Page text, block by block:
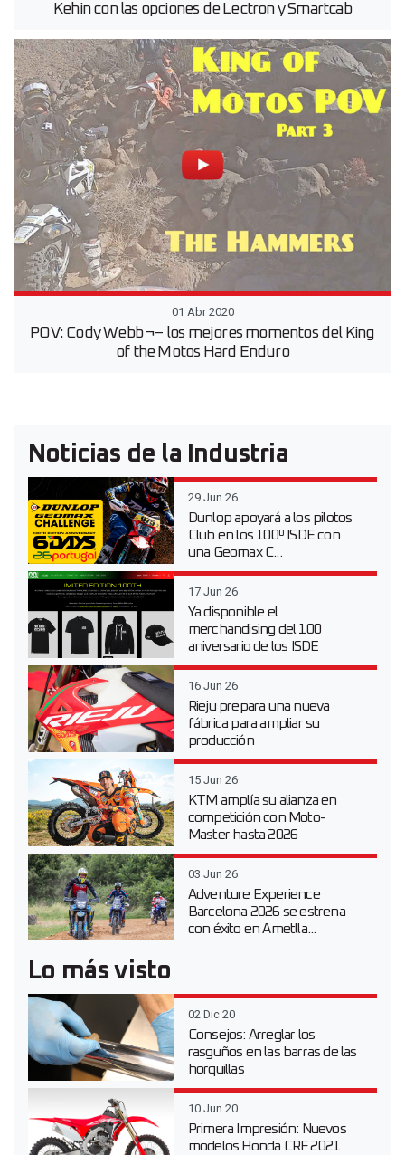
Kehin con las opciones de Lectron y Smartcab
01 Abr 2020
POV: Cody Webb ¬– los mejores momentos del King
of the Motos Hard Enduro
Noticias de la Industria
29 Jun 26
Dunlop apoyará a los pilotos
Club en los 100º ISDE con
una Geomax C...
17 Jun 26
Ya disponible el
merchandising del 100
aniversario de los ISDE
16 Jun 26
Rieju prepara una nueva
fábrica para ampliar su
producción
15 Jun 26
KTM amplía su alianza en
competición con Moto-
Master hasta 2026
03 Jun 26
Adventure Experience
Barcelona 2026 se estrena
con éxito en Ametlla...
Lo más visto
02 Dic 20
Consejos: Arreglar los
rasguños en las barras de las
horquillas
10 Jun 20
Primera Impresión: Nuevos
modelos Honda CRF 2021